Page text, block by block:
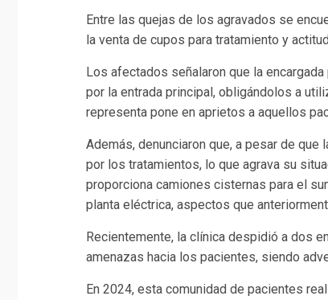
Entre las quejas de los agravados se
la venta de cupos para tratamiento y
Los afectados señalaron que la
por la entrada principal, obligándolos a
representa pone en aprietos a aquellos
Además, denunciaron que, a pesar de
por los tratamientos, lo que agrava su
proporciona camiones cisternas para el
planta eléctrica, aspectos que
Recientemente, la clínica despidió a dos
amenazas hacia los pacientes, siendo
En 2024, esta comunidad de pacientes